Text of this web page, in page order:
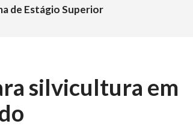
de Estágio Superior
silvicultura em